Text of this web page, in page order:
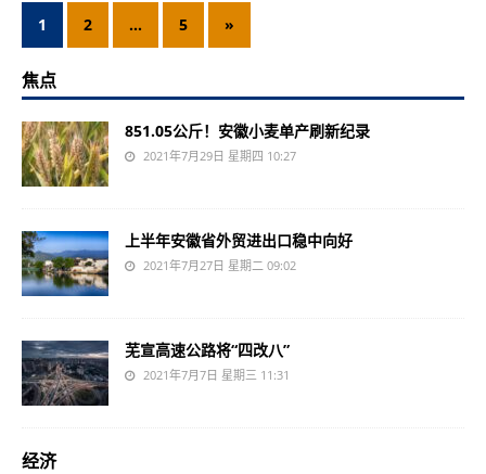
1 2 … 5 »
焦点
851.05公斤！安徽小麦单产刷新纪录
2021年7月29日 星期四 10:27
上半年安徽省外贸进出口稳中向好
2021年7月27日 星期二 09:02
芜宣高速公路将“四改八”
2021年7月7日 星期三 11:31
经济